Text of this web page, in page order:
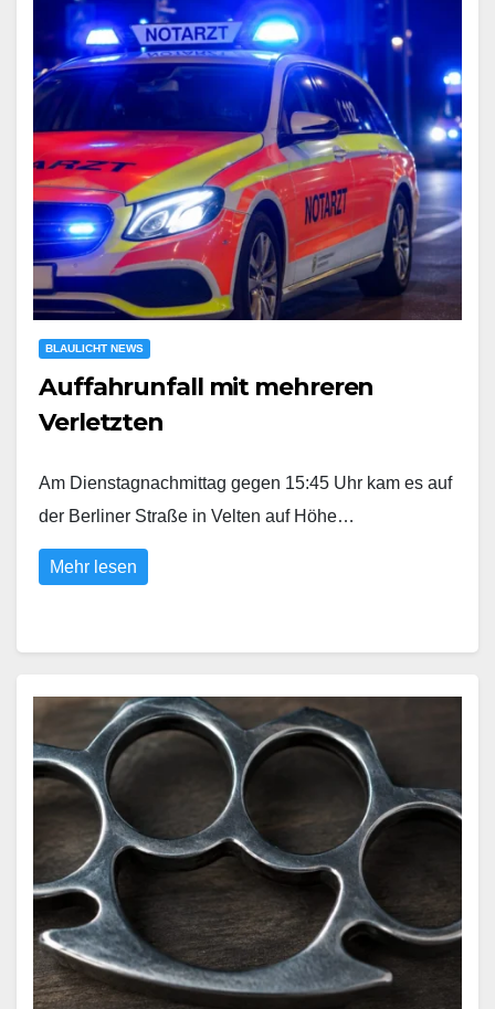
BLAULICHT NEWS
Auffahrunfall mit mehreren
Verletzten
Am Dienstagnachmittag gegen 15:45 Uhr kam es auf
der Berliner Straße in Velten auf Höhe…
Mehr lesen